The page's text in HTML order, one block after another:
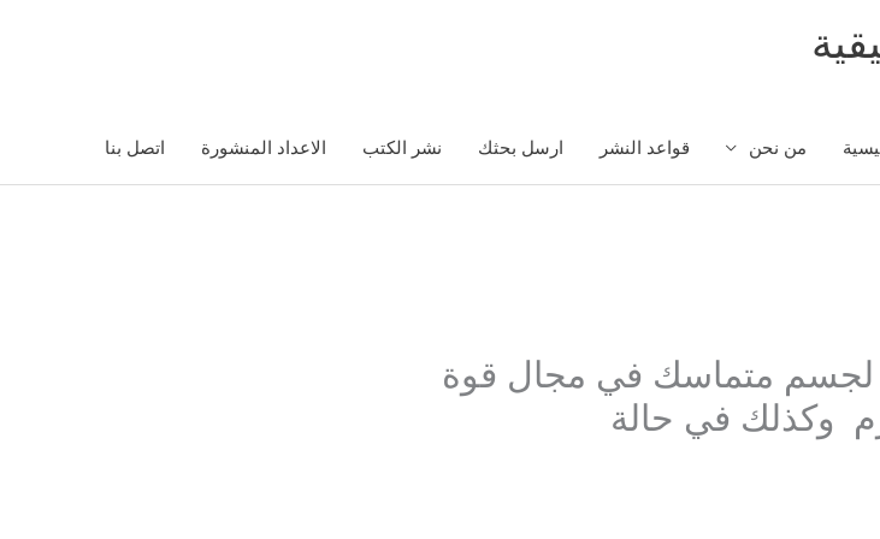
من نحن قواعد النشر ارسل بحثك نشر الكتب الاعداد المنشورة اتصل بنا
لجسم متماسك في مجال قوة
وكذلك في حالة